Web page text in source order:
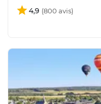
4,9